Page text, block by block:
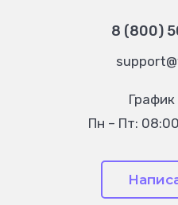
8 (800)
Пн – Пт: